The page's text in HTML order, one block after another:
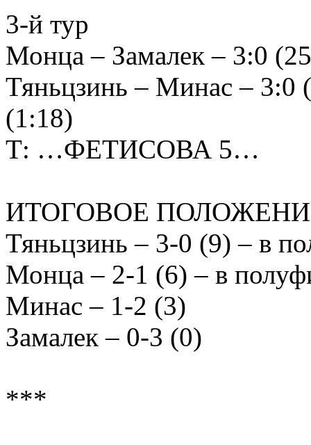
3-й тур
Монца – Замалек – 3:0
Тяньцзинь – Минас – 3:0
(1:18)
Т: …ФЕТИСОВА 5…
ИТОГОВОЕ
Тяньцзинь – 3-0 (9) – в
Монца – 2-1 (6) – в
Минас – 1-2 (3)
Замалек – 0-3 (0)
***